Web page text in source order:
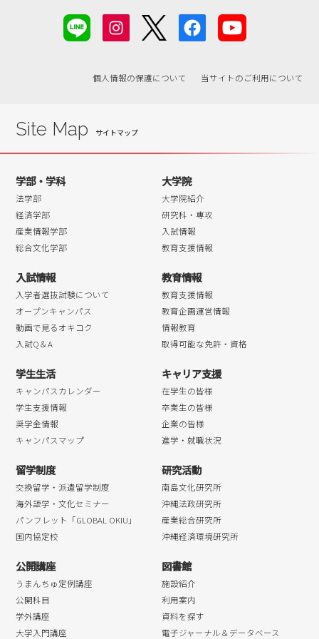
個人情報の保護について 当サイトのご利用について
Site Map
学部・学科
法学部
経済学部
産業情報学部
総合文化学部
大学院
大学院紹介
研究科・専攻
入試情報
教育支援情報
入試情報
入学者選抜試験について
オープンキャンパス
動画で見るオキコク
入試Q＆A
教育情報
教育支援情報
教育企画運営情報
情報教育
取得可能な免許・資格
学生生活
キャンパスカレンダー
学生支援情報
奨学金情報
キャンパスマップ
キャリア支援
在学生の皆様
卒業生の皆様
企業の皆様
進学・就職状況
留学制度
交換留学・派遣留学制度
海外語学・文化セミナー
パンフレット「GLOBAL OKIU」
国内協定校
研究活動
南島文化研究所
沖縄法政研究所
産業総合研究所
沖縄経済環境研究所
公開講座
うまんちゅ定例講座
公開科目
学外講座
大学入門講座
図書館
施設紹介
利用案内
資料を探す
電子ジャーナル＆データベース